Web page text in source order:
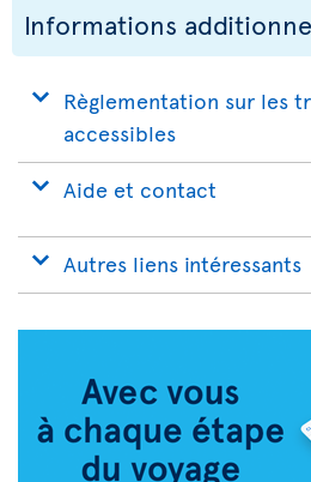
Informations
Règlementation sur les
accessibles
Aide et contact
Autres liens intéressants